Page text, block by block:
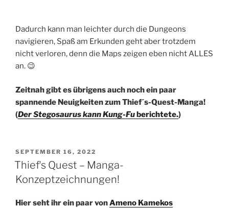
Dadurch kann man leichter durch die Dungeons
navigieren, Spaß am Erkunden geht aber trotzdem
nicht verloren, denn die Maps zeigen eben nicht ALLES
an. 😉
Zeitnah gibt es übrigens auch noch ein paar
spannende Neuigkeiten zum Thief´s-Quest-Manga!
(Der Stegosaurus kann Kung-Fuberichtete.)
VERÖFFENTLICHT
AM
SEPTEMBER 16, 2022
Thiefʼs Quest – Manga-
Konzeptzeichnungen!
Hier seht ihr ein paar vonAmeno Kamekos